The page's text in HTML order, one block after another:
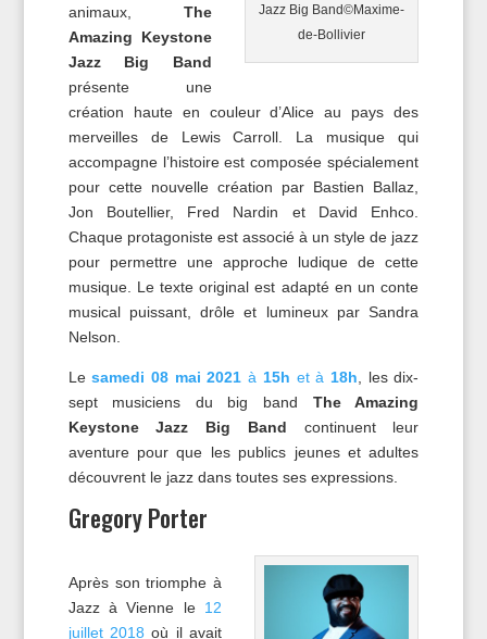
Jazz Big Band©Maxime-
de-Bollivier
animaux,The
Amazing Keystone
Jazz Big Band
présente une
création haute en couleur d’Alice au pays des
merveilles de Lewis Carroll. La musique qui
accompagne l’histoire est composée spécialement
pour cette nouvelle création par Bastien Ballaz,
Jon Boutellier, Fred Nardin et David Enhco.
Chaque protagoniste est associé à un style de jazz
pour permettre une approche ludique de cette
musique. Le texte original est adapté en un conte
musical puissant, drôle et lumineux par Sandra
Nelson.
Lesamedi 08 mai 2021 à 15h et à 18h , les dix-
sept musiciens du big band The Amazing
Keystone Jazz Big Band continuent leur
aventure pour que les publics jeunes et adultes
découvrent le jazz dans toutes ses expressions.
Gregory Porter
Après son triomphe à
Jazz à Vienne le 12
juillet 2018 où il avait